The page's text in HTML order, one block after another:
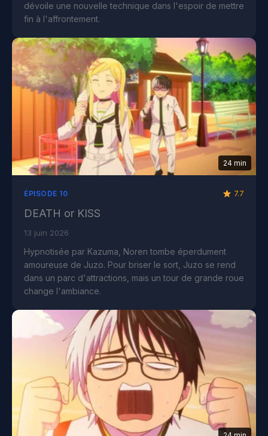
dévoile une nouvelle technique dans l'espoir de mettre
fin à l'affrontement.
24 min
ÉPISODE 10 7.7
DEATH or KISS
13 juin 2026
Hypnotisée par Kazuma, Noren tombe éperdument
amoureuse de Juzo. Pour briser le sort, Juzo se rend
dans un parc d'attractions, mais un tour de grande roue
change l'ambiance.